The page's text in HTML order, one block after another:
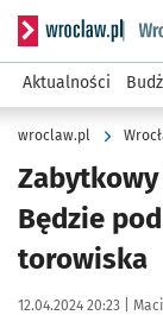
Serwis
Aktualności
wroclaw.pl
Będzie
torowiska
Data publikacji:
12.04.2024 20:23 |